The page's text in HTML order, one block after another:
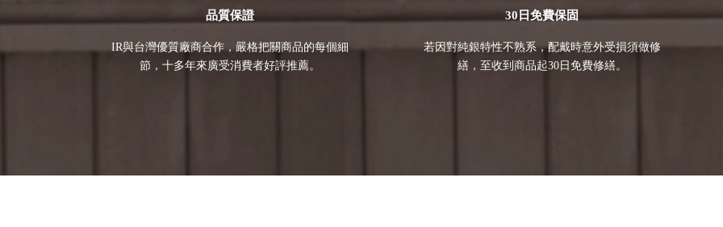
品質保證
IR與台灣優質廠商合作，嚴格把關商品的每個細
節，十多年來廣受消費者好評推薦。
30日免費保固
若因對純銀特性不熟系，配戴時意外受損須做修
繕，至收到商品起30日免費修繕。